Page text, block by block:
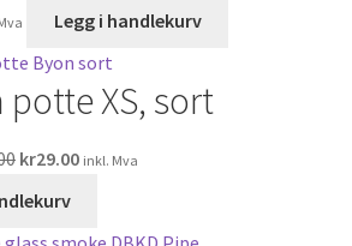
Legg i handlekurv
XS, sort
kr29.00 inkl. Mva